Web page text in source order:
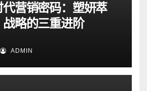
营销密码：塑妍萃
战略的三重进阶
ADMIN